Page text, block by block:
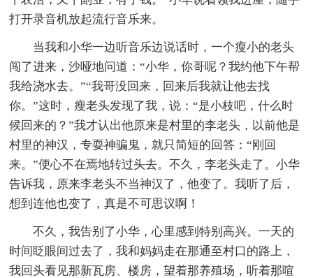
打开录音机放起流行音乐来。
当我和小华一边听音乐边说话时，一个瘦小的老头
闯了进来，沙哑地问道：“小华，你哥呢？我约他下午帮
我给浇水去。”“我哥没回来，回来后我就让他去找
你。”这时，瘦老头发现了我，说：“是小枝吧，什么时
候回来的？”我才认出他原来是村里的李老头，以前他是
村里的神汉，专耍神骗鬼，就只简短的回答：“刚回
来。”便心不在焉地转过头去。不久，李老头走了。小华
告诉我，原来李老头不当神汉了，他变了。我听了后，
想到连他也变了，真是不可思议啊！
不久，我告别了小华，心里感到特别高兴。一天的
时间眨眼间过去了，我和妈妈走在那通至村口的路上，
我回头看见那新瓦房、楼房，望着那养殖场，听着那喧